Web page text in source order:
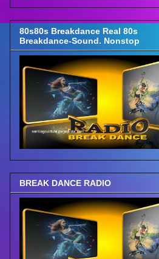
80s80s Breakdance Real 80s
Breakdance-Sound. Nonstop
BREAK DANCE RADIO